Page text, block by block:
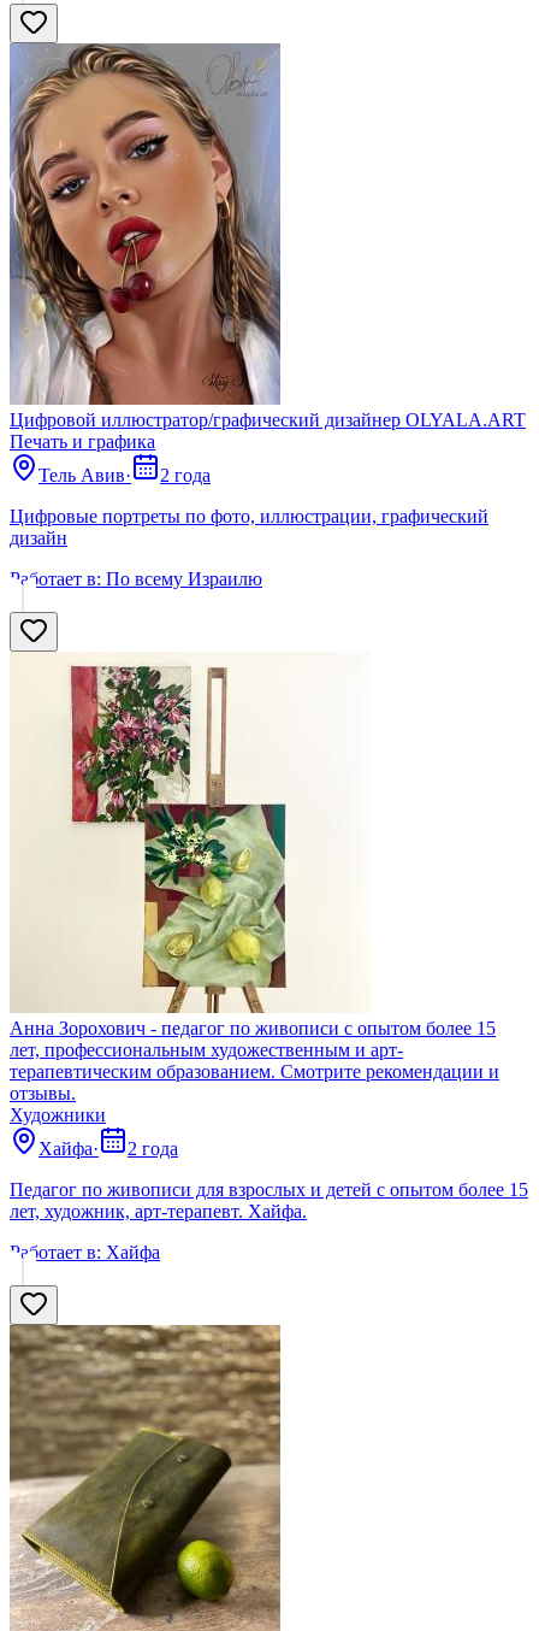
Цифровой иллюстратор/графический дизайнер OLYALA.ART
Печать и графика
Тель Авив·
2 года
Цифровые портреты по фото, иллюстрации, графический
дизайн
Работает в: По всему Израилю
Анна Зорохович - педагог по живописи с опытом более 15
лет, профессиональным художественным и арт-
терапевтическим образованием. Смотрите рекомендации и
отзывы.
Художники
Хайфа·
2 года
Педагог по живописи для взрослых и детей с опытом более 15
лет, художник, арт-терапевт. Хайфа.
Работает в: Хайфа